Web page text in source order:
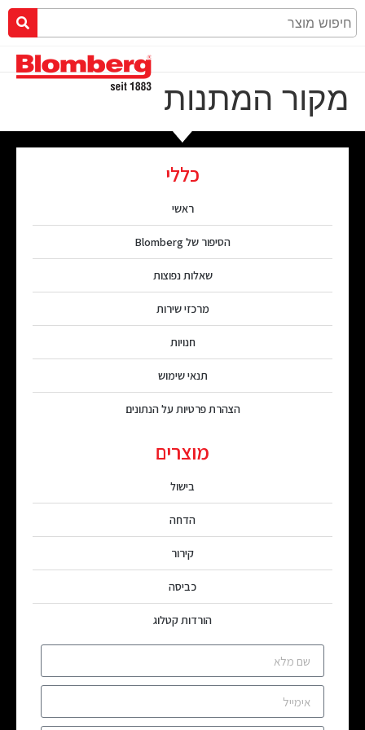
מקור המתנות
כללי
ראשי
הסיפור של Blomberg
שאלות נפוצות
מרכזי שירות
חנויות
תנאי שימוש
הצהרת פרטיות על הנתונים
מוצרים
בישול
הדחה
קירור
כביסה
הורדות קטלוג